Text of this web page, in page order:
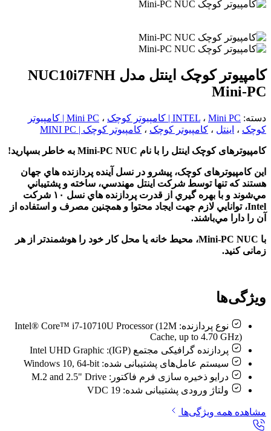
کامپیوتر کوچک اینتل مدل NUC10i7FNH
Mini-PC
دسته: INTEL ، Mini PC | کامپیوتر کوچک ،
Mini PC | کامپیوتر
کوچک ، اینتل ، کامپیوتر کوچک ، کامپیوتر کوچک | MINI PC
کامپیوترهای کوچک اینتل را با نام Mini-PC NUC به خاطر بسپارید!
این کامپیوترهای کوچک، پيشرو در نسل آينده پردازنده هاي جهان
هستند که تنها توسط شركت اينتل مهندسي، ساخته و پشتيباني
مي‌شوند و با بهره گيري از قدرت پردازنده هاي نسل ١٠ شركت
Intel، توانايي لازم جهت ايجاد محتوا و همچنين مصرف و استفاده از
آن را دارا مي‌باشند.
با Mini-PC NUC، محیط خانه یا محل کار خود را هوشمندتر از هر
زمانی کنید.
ویژگی‌ها
نوع پردازنده: Intel® Core™ i7-10710U Processor (12M
Cache, up to 4.70 GHz)
پردازنده گرافیکی مجتمع (IGP):
Intel UHD Graphic
سیستم‌ عامل‌های پشتیبانی شده: Windows 10, 64-bit
درایو ذخیره سازی فرم فاکتور: M.2 and 2.5" Drive
ولتاژ ورودی پشتیبانی شده: 19 VDC
مشاهده همه ویژگی‌ها